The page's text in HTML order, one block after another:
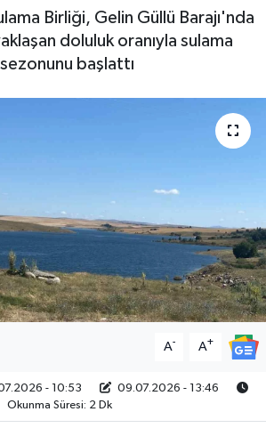
Birliği, Gelin Güllü Barajı'nda
doluluk oranıyla sulama
sezonunu başlattı
A- A+
- 10:53
09.07.2026 - 13:46
Okunma Süresi: 2 Dk